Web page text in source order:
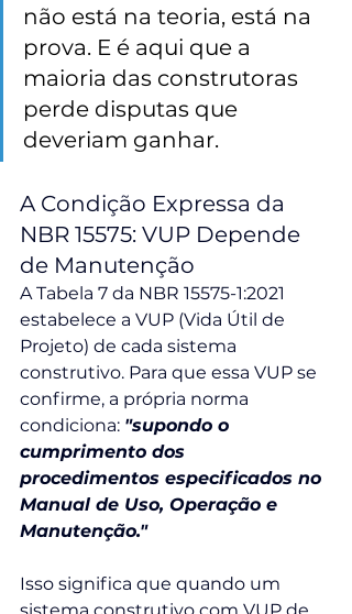
não está na teoria, está na
prova. E é aqui que a
maioria das construtoras
perde disputas que
deveriam ganhar.
A Condição Expressa da
NBR 15575: VUP Depende
de Manutenção
A Tabela 7 da NBR 15575-1:2021
estabelece a VUP (Vida Útil de
Projeto) de cada sistema
construtivo. Para que essa VUP se
confirme, a própria norma
condiciona: "supondo o
cumprimento dos
procedimentos especificados no
Manual de Uso, Operação e
Manutenção."
Isso significa que quando um